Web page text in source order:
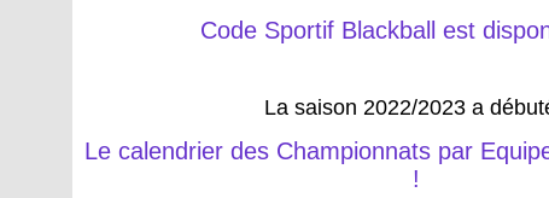
Code Sportif Blackball est
La saison 2022/2023 a
Le calendrier des Championnats par
!